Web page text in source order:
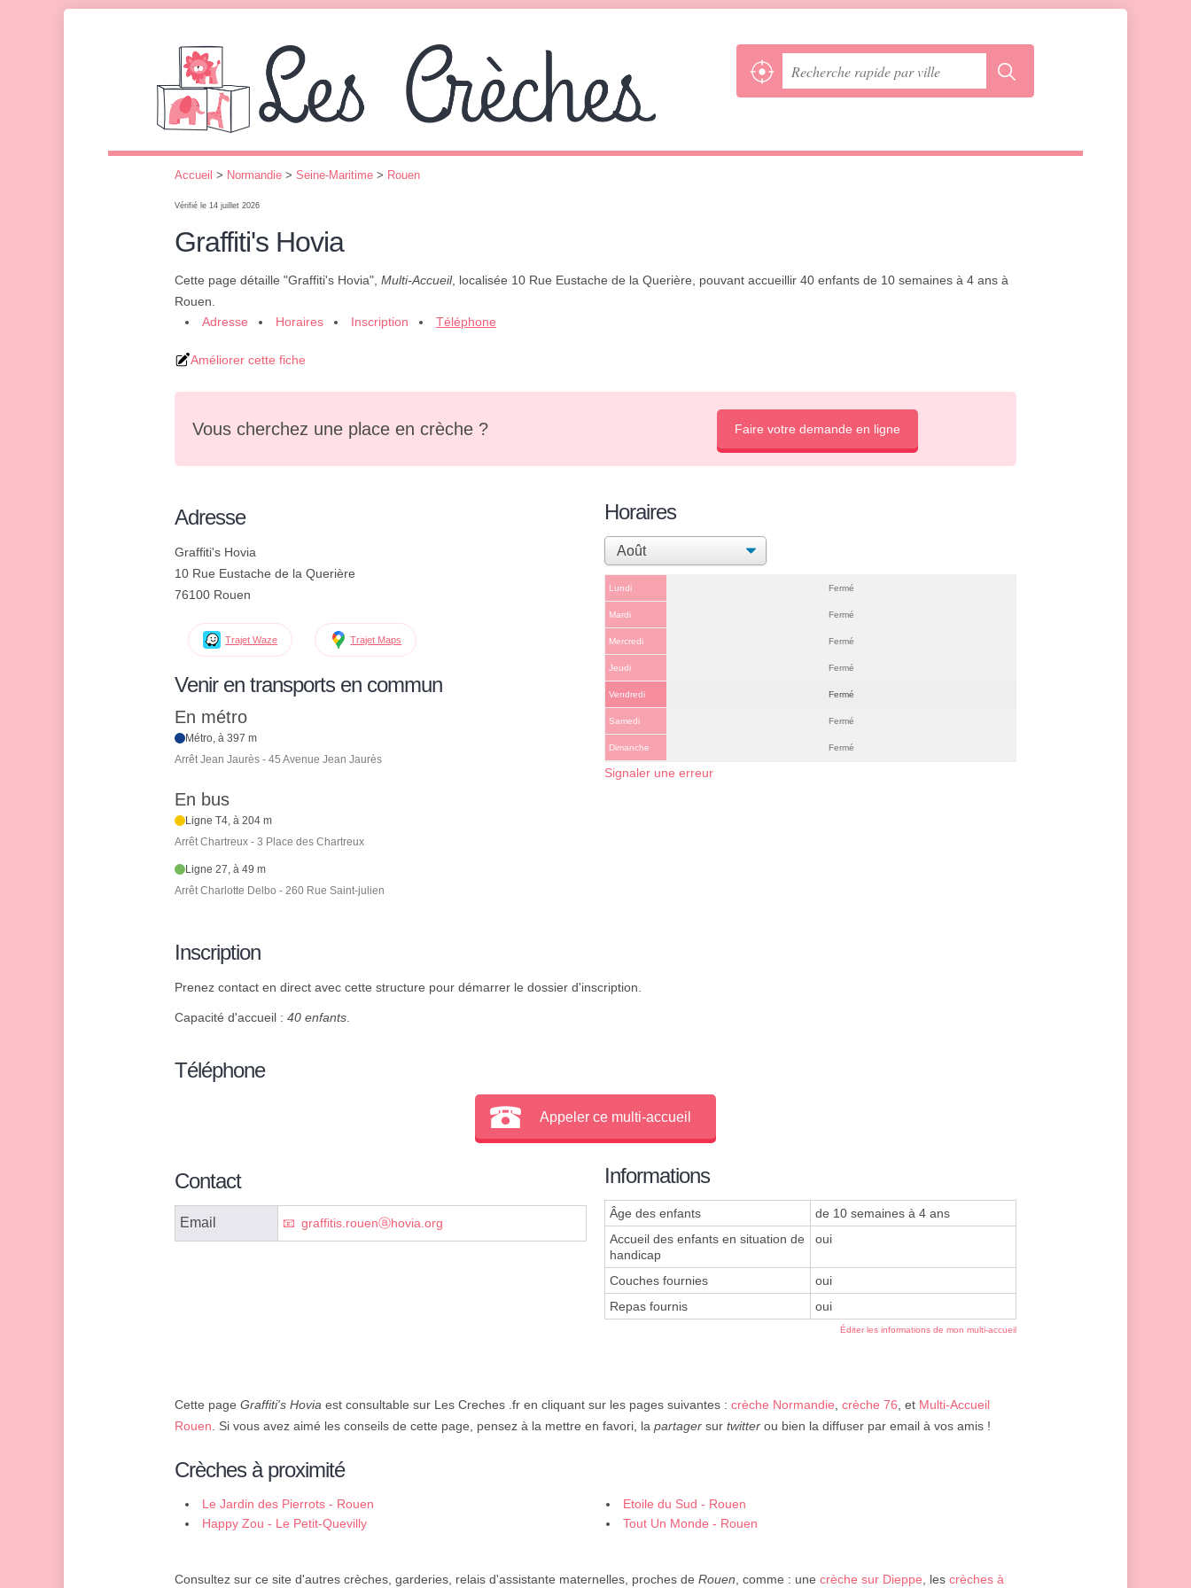
Accueil > Normandie > Seine-Maritime > Rouen
Vérifié le 14 juillet 2026
Graffiti's Hovia
Cette page détaille "Graffiti's Hovia", Multi-Accueil, localisée 10 Rue Eustache de la Querière, pouvant accueillir 40 enfants de 10 semaines à 4 ans à
Rouen.
Adresse
Horaires Inscription Téléphone
Améliorer cette fiche
Vous cherchez une place en crèche ? Faire votre demande en ligne
Adresse
Graffiti's Hovia
10 Rue Eustache de la Querière
76100 Rouen
Trajet Waze Trajet Maps
Venir en transports en commun
En métro
Métro, à 397 m
Arrêt Jean Jaurès - 45 Avenue Jean Jaurès
En bus
Ligne T4, à 204 m
Arrêt Chartreux - 3 Place des Chartreux
Ligne 27, à 49 m
Arrêt Charlotte Delbo - 260 Rue Saint-julien
Horaires
Lundi Fermé
Mardi Fermé
Mercredi Fermé
Jeudi Fermé
Vendredi Fermé
Samedi Fermé
Dimanche Fermé
Signaler une erreur
Inscription
Prenez contact en direct avec cette structure pour démarrer le dossier d'inscription.
Capacité d'accueil : 40 enfants.
Téléphone
Appeler ce multi-accueil
Contact
Email graffitis.rouenⓐhovia.org
Informations
Âge des enfants
de 10 semaines à 4 ans
Accueil des enfants en situation de
handicap
oui
Couches fournies
oui
Repas fournis
oui
Éditer les informations de mon multi-accueil
Cette page Graffiti's Hovia est consultable sur Les Creches .fr en cliquant sur les pages suivantes : crèche Normandie, crèche 76, et Multi-Accueil
Rouen. Si vous avez aimé les conseils de cette page, pensez à la mettre en favori, la partager sur twitter ou bien la diffuser par email à vos amis !
Crèches à proximité
Le Jardin des Pierrots - Rouen
Etoile du Sud - Rouen
Happy Zou - Le Petit-Quevilly
Tout Un Monde - Rouen
Consultez sur ce site d'autres crèches, garderies, relais d'assistante maternelles, proches de Rouen, comme : une crèche sur Dieppe, les crèches à